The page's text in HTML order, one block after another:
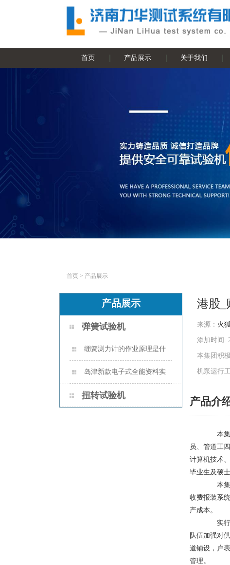
首页 产品展示 关于我们
首页 > 产品展示
产品展示
弹簧试验机
绷簧测力计的作业原理是什
么？岛津新款电子式全能资料实
验机AUTOGRAPH AGS-X2 系列
扭转试验机
港股_
来源： 火
添加时间:
本集团积
机泵运行
产品介
本集团
员、管道工
计算机技术
毕业生及硕
本集团
收费报装系
产成本。
实行以
队伍加强对
道铺设，户
管理。